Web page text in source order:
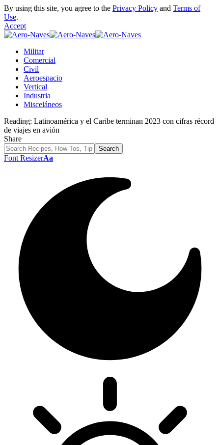
By using this site, you agree to the Privacy Policy and Terms of
Use.
Accept
Militar
Comercial
Civil
Aeroespacio
Vertical
Industria
Misceláneos
Reading: Latinoamérica y el Caribe terminan 2023 con cifras récord
de viajes en avión
Share
Font ResizerAa